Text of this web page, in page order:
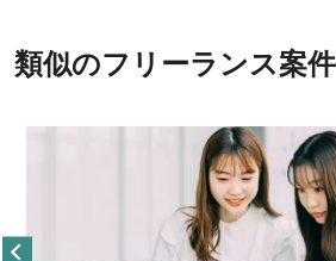
類似のフリーランス案件